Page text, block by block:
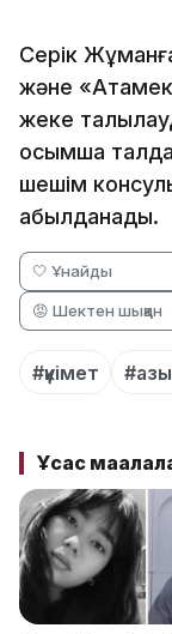
Серік
және
жеке
қосымша
шешім
қабылданады.
🤍 Ұнайды
😡 Шектен шыққан
#үкімет
Ұқсас